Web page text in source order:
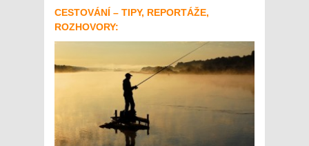
CESTOVÁNÍ – TIPY, REPORTÁŽE,
ROZHOVORY: